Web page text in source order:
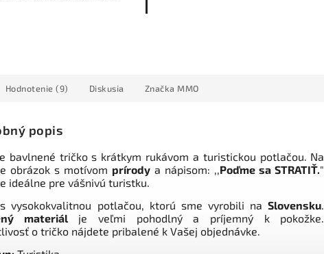
Hodnotenie (9) Diskusia Značka MMO
popis
bavlnené tričko s krátkym rukávom a turistickou potlačou. Na
obrázok s motívom prírody a nápisom: ,,Poďme sa STRATIŤ."
ideálne pre vášnivú turistku.
vysokokvalitnou potlačou, ktorú sme vyrobili naSlovensku.
materiálje veľmi pohodlný a príjemný k pokožke.
o tričko nájdete pribalené k Vašej objednávke.